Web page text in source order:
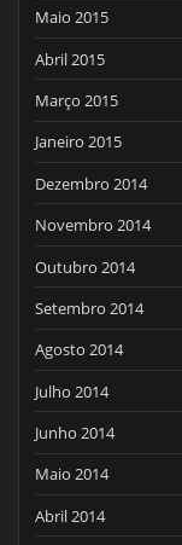
Maio 2015
Abril 2015
Março 2015
Janeiro 2015
Dezembro 2014
Novembro 2014
Outubro 2014
Setembro 2014
Agosto 2014
Julho 2014
Junho 2014
Maio 2014
Abril 2014